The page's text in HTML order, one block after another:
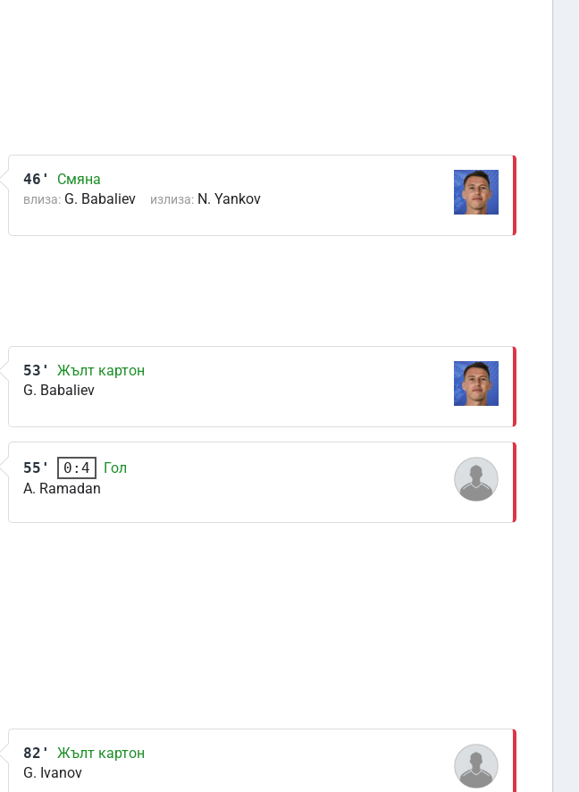
46' Смяна
влиза: G. Babaliev излиза: N. Yankov
53'
Жълт картон
G. Babaliev
55' 0:4
Гол
A. Ramadan
82'
Жълт картон
G. Ivanov